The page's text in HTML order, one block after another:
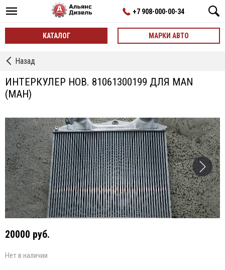
+7 908-000-00-34
КАТАЛОГ МАРКИ АВТО
←Назад
ИНТЕРКУЛЕР НОВ. 81061300199 ДЛЯ MAN
(МАН)
20000 руб.
Нет в наличии